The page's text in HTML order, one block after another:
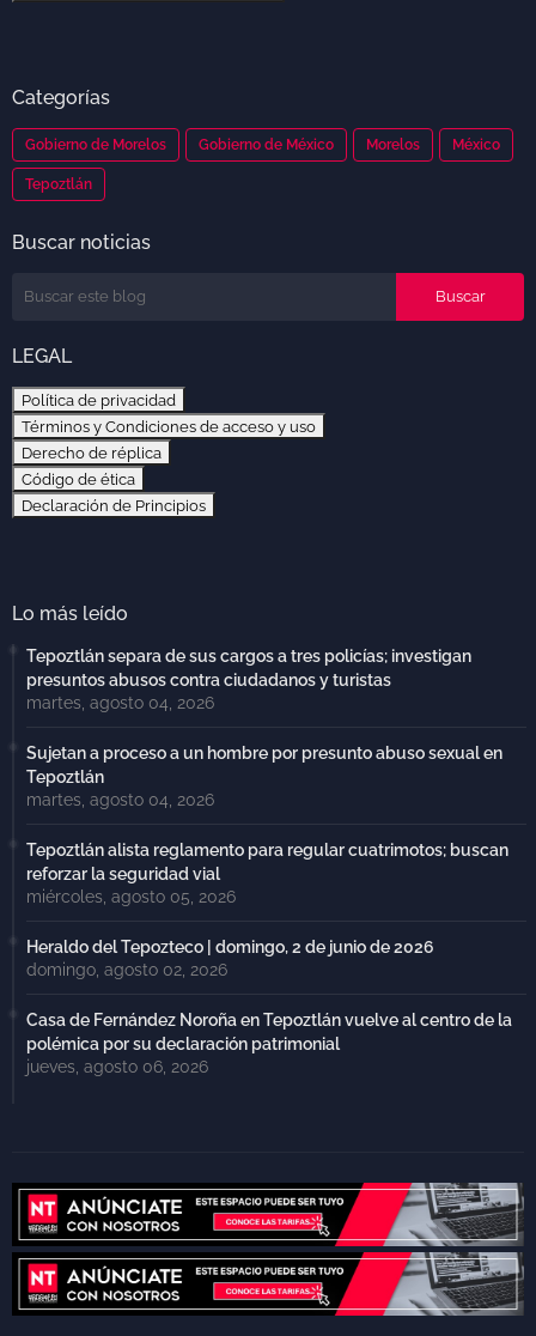
Categorías
Gobierno de Morelos Gobierno de México Morelos México
Tepoztlán
Buscar noticias
LEGAL
Política de privacidad
Términos y Condiciones de acceso y uso
Derecho de réplica
Código de ética
Declaración de Principios
Lo más leído
Tepoztlán separa de sus cargos a tres policías; investigan
presuntos abusos contra ciudadanos y turistas
martes, agosto 04, 2026
Sujetan a proceso a un hombre por presunto abuso sexual en
Tepoztlán
martes, agosto 04, 2026
Tepoztlán alista reglamento para regular cuatrimotos; buscan
reforzar la seguridad vial
miércoles, agosto 05, 2026
Heraldo del Tepozteco | domingo, 2 de junio de 2026
domingo, agosto 02, 2026
Casa de Fernández Noroña en Tepoztlán vuelve al centro de la
polémica por su declaración patrimonial
jueves, agosto 06, 2026